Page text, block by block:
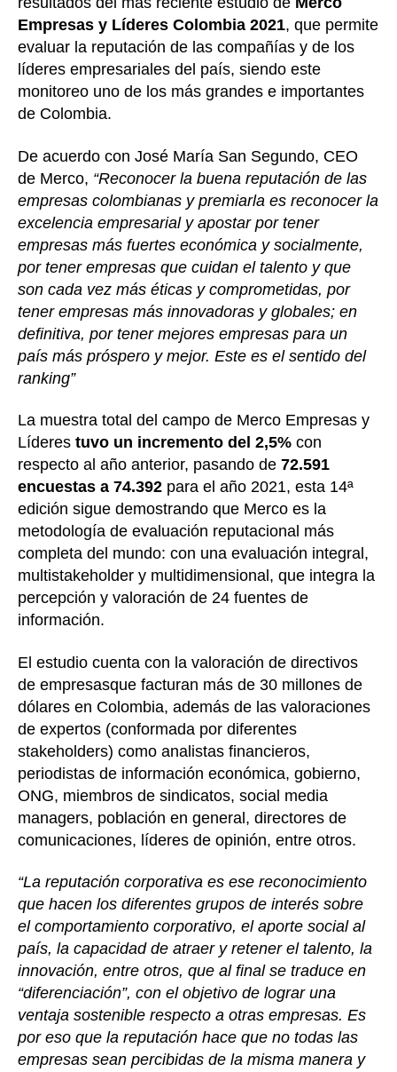
Empresas y Líderes Colombia 2021, que permite
evaluar la reputación de las compañías y de los
líderes empresariales del país, siendo este
monitoreo uno de los más grandes e importantes
de Colombia.
De acuerdo con José María San Segundo, CEO
de Merco, “Reconocer la buena reputación de las
empresas colombianas y premiarla es reconocer la
excelencia empresarial y apostar por tener
empresas más fuertes económica y socialmente,
por tener empresas que cuidan el talento y que
son cada vez más éticas y comprometidas, por
tener empresas más innovadoras y globales; en
definitiva, por tener mejores empresas para un
país más próspero y mejor. Este es el sentido del
ranking”
La muestra total del campo de Merco Empresas y
Líderes tuvo un incremento del 2,5% con
respecto al año anterior, pasando de 72.591
encuestas a 74.392 para el año 2021, esta 14ª
edición sigue demostrando que Merco es la
metodología de evaluación reputacional más
completa del mundo: con una evaluación integral,
multistakeholder y multidimensional, que integra la
percepción y valoración de 24 fuentes de
información.
El estudio cuenta con la valoración de directivos
de empresasque facturan más de 30 millones de
dólares en Colombia, además de las valoraciones
de expertos (conformada por diferentes
stakeholders) como analistas financieros,
periodistas de información económica, gobierno,
ONG, miembros de sindicatos, social media
managers, población en general, directores de
comunicaciones, líderes de opinión, entre otros.
“La reputación corporativa es ese reconocimiento
que hacen los diferentes grupos de interés sobre
el comportamiento corporativo, el aporte social al
país, la capacidad de atraer y retener el talento, la
innovación, entre otros, que al final se traduce en
“diferenciación”, con el objetivo de lograr una
ventaja sostenible respecto a otras empresas. Es
por eso que la reputación hace que no todas las
empresas sean percibidas de la misma manera y